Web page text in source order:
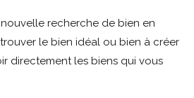
recherche de bien en
le bien idéal ou bien à créer
directement les biens qui vous